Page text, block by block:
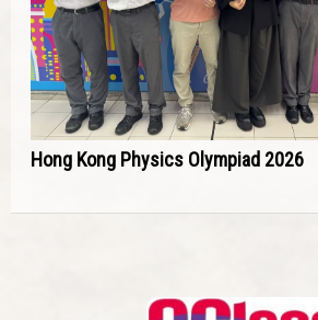
Hong Kong Physics Olympiad 2026